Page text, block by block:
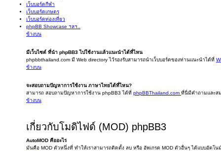
เว็บบอร์ดกีฬา
เว็บบอร์ดเกษตร
เว็บบอร์ดท่องเที่ยว
phpBB Showcase ฯลฯ..
ข้างบน
มีเว็บไซต์ ที่นำ phpBB3 ไปใช้งานแล้วแนะนำได้ที่ไหน
phpbbthailand.com มี Web directory ไว้รองรับสามารถนำเว็บบอร์ดของท่านแนะนำได้ที่
ข้างบน
จะสอบถามปัญหาการใช้งาน ภาษาไทยได้ที่ไหน?
สามารถ สอบถามปัญหาการใช้งาน phpBB3 ได้ที่ phpBBThailand.com ที่นี่มีคำถามและส
ข้างบน
เกี่ยวกับโมดิไฟด์ (MOD) phpBB3
AutoMOD คืออะไร
มันคือ MOD ตัวหนึ่งที่ ทำให้เราสามารถติดตั้ง ลบ หรือ อัพเกรด MOD ตัวอื่นๆ ได้แบบอัตโน